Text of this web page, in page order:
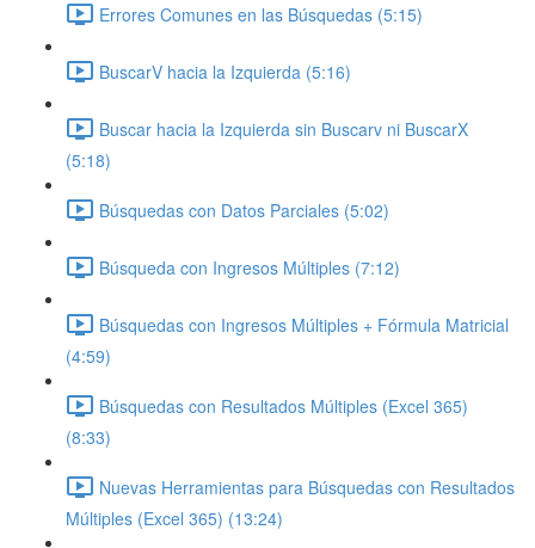
Errores Comunes en las Búsquedas (5:15)
BuscarV hacia la Izquierda (5:16)
Buscar hacia la Izquierda sin Buscarv ni BuscarX
(5:18)
Búsquedas con Datos Parciales (5:02)
Búsqueda con Ingresos Múltiples (7:12)
Búsquedas con Ingresos Múltiples + Fórmula Matricial
(4:59)
Búsquedas con Resultados Múltiples (Excel 365)
(8:33)
Nuevas Herramientas para Búsquedas con Resultados
Múltiples (Excel 365) (13:24)